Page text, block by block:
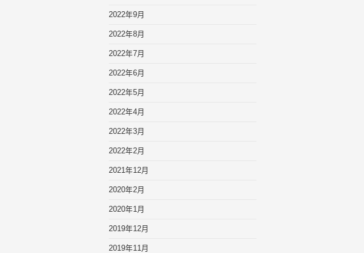
2022年9月
2022年8月
2022年7月
2022年6月
2022年5月
2022年4月
2022年3月
2022年2月
2021年12月
2020年2月
2020年1月
2019年12月
2019年11月